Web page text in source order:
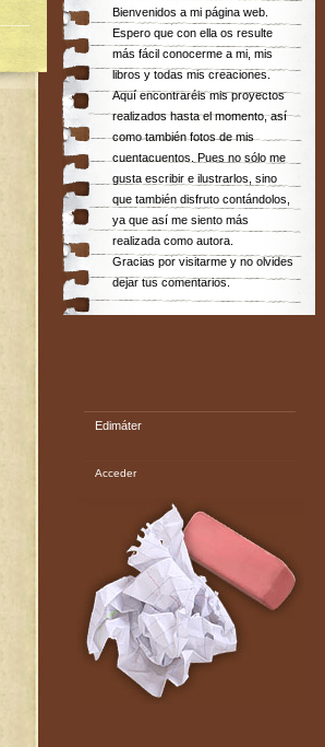
Bienvenidos a mi página web.
Espero que con ella os resulte
más fácil conocerme a mi, mis
libros y todas mis creaciones.
Aquí encontraréis mis proyectos
realizados hasta el momento, así
como también fotos de mis
cuentacuentos. Pues no sólo me
gusta escribir e ilustrarlos, sino
que también disfruto contándolos,
ya que así me siento más
realizada como autora.
Gracias por visitarme y no olvides
dejar tus comentarios.
Edimáter
Acceder